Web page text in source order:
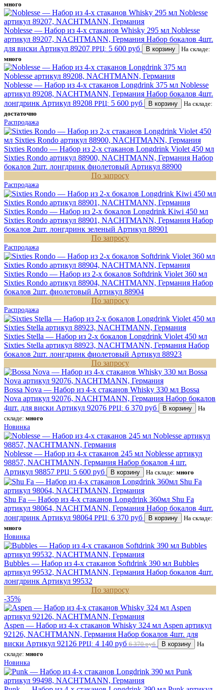
много
Noblesse — Набор из 4-х стаканов Whisky 295 мл Noblesse
артикул 89207, NACHTMANN, Германия Набор бокалов 4шт.
для виски Артикул 89207 РРЦ: 5 600 руб В корзину
На складе:
много
Noblesse — Набор из 4-х стаканов Longdrink 375 мл Noblesse
артикул 89208, NACHTMANN, Германия Набор бокалов 4шт.
лонгдринк Артикул 89208 РРЦ: 5 600 руб В корзину
На складе:
достаточно
Распродажа
Sixties Rondo — Набор из 2-х стаканов Longdrink Violet 450 мл
Sixties Rondo артикул 88900, NACHTMANN, Германия Набор
бокалов 2шт. лонгдринк фиолетовый Артикул 88900
По запросу
Распродажа
Sixties Rondo — Набор из 2-х бокалов Longdrink Kiwi 450 мл
Sixties Rondo артикул 88901, NACHTMANN, Германия Набор
бокалов 2шт. лонгдринк зеленый Артикул 88901
По запросу
Распродажа
Sixties Rondo — Набор из 2-х бокалов Softdrink Violet 360 мл
Sixties Rondo артикул 88904, NACHTMANN, Германия Набор
бокалов 2шт. фиолетовый Артикул 88904
По запросу
Распродажа
Sixties Stella — Набор из 2-х бокалов Longdrink Violet 450 мл
Sixties Stella артикул 88923, NACHTMANN, Германия Набор
бокалов 2шт. лонгдринк фиолетовый Артикул 88923
По запросу
Bossa Nova — Набор из 4-х стаканов Whisky 330 мл Bossa
Nova артикул 92076, NACHTMANN, Германия Набор бокалов
4шт. для виски Артикул 92076 РРЦ: 6 370 руб В корзину
На
складе: много
Новинка
Noblesse — Набор из 4-х стаканов 245 мл Noblesse артикул
98857, NACHTMANN, Германия Набор бокалов 4 шт.
Артикул 98857 РРЦ: 5 600 руб В корзину На складе: много
Shu Fa — Набор из 4-х стаканов Longdrink 360мл Shu Fa
артикул 98064, NACHTMANN, Германия Набор бокалов 4шт.
лонгдринк Артикул 98064 РРЦ: 6 370 руб В корзину
На складе:
много
Новинка
Bubbles — Набор из 4-х стаканов Softdrink 390 мл Bubbles
артикул 99532, NACHTMANN, Германия Набор бокалов 4шт.
лонгдринк Артикул 99532
По запросу
-35%
Aspen — Набор из 4-х стаканов Whisky 324 мл Aspen артикул
92126, NACHTMANN, Германия Набор бокалов 4шт. для
виски Артикул 92126 РРЦ: 4 140 руб 6 370 руб В корзину
На
складе: много
Новинка